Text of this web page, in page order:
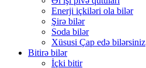
Enerji içkiləri ola bilər
Şirə bilər
Soda bilər
Xüsusi Çap edə bilərsiniz
Bitirə bilər
İçki bitir